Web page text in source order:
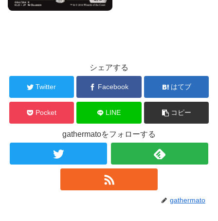
シェアする
Twitter Facebook はてブ
Pocket LINE コピー
gathermatoをフォローする
gathermato